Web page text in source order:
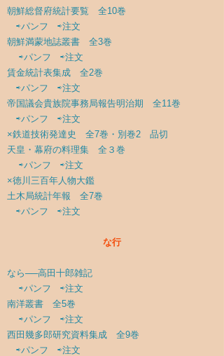
朝鮮総督府統計要覧 全10巻
⇨パンフ ⇨注文
朝鮮満蒙地誌叢書 全3巻
⇨パンフ ⇨注文
賃金統計表集成 全2巻
⇨パンフ ⇨注文
帝国議会貴族院事務局報告明治期 全11巻
⇨パンフ ⇨注文
×鉄道技術発達史 全7巻・別巻2 品切
天皇・幕府の料理集 全３巻
⇨パンフ ⇨注文
×徳川三百年人物大鑑
土木局統計年報 全7巻
⇨パンフ ⇨注文
な行
なら──高田十郎雑記
⇨パンフ ⇨注文
南洋叢書 全5巻
⇨パンフ ⇨注文
西田幾多郎研究資料集成 全9巻
⇨パンフ ⇨注文